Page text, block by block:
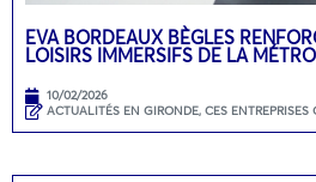
EVA BORDEAUX BÈGLES
LOISIRS IMMERSIFS DE LA
10/02/2026
ACTUALITÉS EN GIRONDE, CES